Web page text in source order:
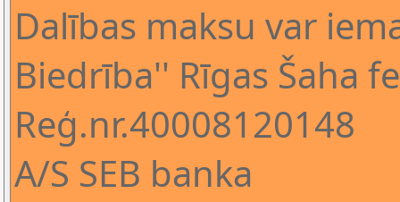
Dalības maksu var
Biedrība'' Rīgas Šaha
Reģ.nr.40008120148
A/S SEB banka